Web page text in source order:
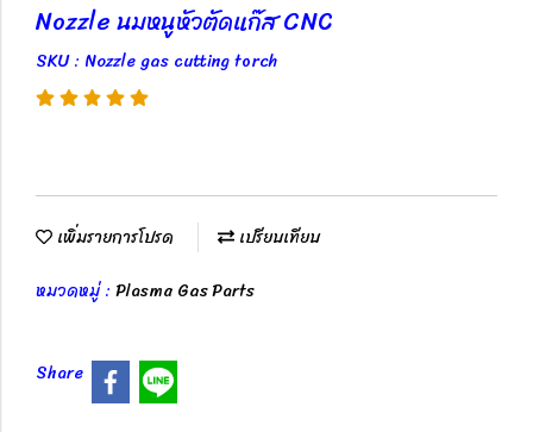
Nozzle นมหนูหัวตัดแก๊ส CNC
SKU : Nozzle gas cutting torch
เพิ่มรายการโปรด
เปรียบเทียบ
หมวดหมู่ : Plasma Gas Parts
Share